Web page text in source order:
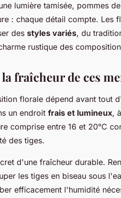
lumière tamisée, pommes
: chaque détail compte. Les
des styles variés, du
rustique des
fraîcheur de ces
florale dépend avant tout
un endroit frais et lumineux,
comprise entre 16 et 20°C
des tiges.
d'une fraîcheur durable.
les tiges en biseau sous
efficacement l'humidité